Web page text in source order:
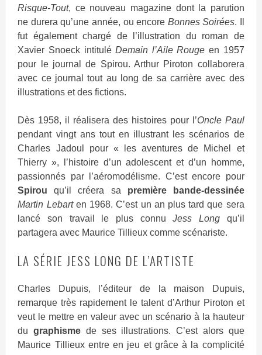
Risque-Tout, ce nouveau magazine dont la parution
ne durera qu’une année, ou encore Bonnes Soirées. Il
fut également chargé de l’illustration du roman de
Xavier Snoeck intituléDemain l’Aile Rouge en 1957
pour le journal de Spirou. Arthur Piroton collaborera
avec ce journal tout au long de sa carrière avec des
illustrations et des fictions.
Dès 1958, il réalisera des histoires pour l’Oncle Paul
pendant vingt ans tout en illustrant les scénarios de
Charles Jadoul pour « les aventures de Michel et
Thierry », l’histoire d’un adolescent et d’un homme,
passionnés par l’aéromodélisme. C’est encore pour
Spirou qu’il créera sa première bande-dessinée
Martin Lebarten 1968. C’est un an plus tard que sera
lancé son travail le plus connuJess Long qu’il
partagera avec Maurice Tillieux comme scénariste.
LA SÉRIE JESS LONG DE L’ARTISTE
Charles Dupuis, l’éditeur de la maison Dupuis,
remarque très rapidement le talent d’Arthur Piroton et
veut le mettre en valeur avec un scénario à la hauteur
dugraphisme de ses illustrations. C’est alors que
Maurice Tillieux entre en jeu et grâce à la complicité